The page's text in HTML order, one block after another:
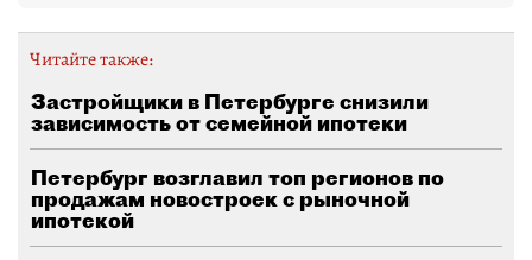
Читайте также:
Застройщики в Петербурге снизили
зависимость от семейной ипотеки
Петербург возглавил топ регионов по
продажам новостроек с рыночной
ипотекой